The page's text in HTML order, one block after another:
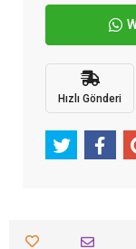
Hızlı Gönderi